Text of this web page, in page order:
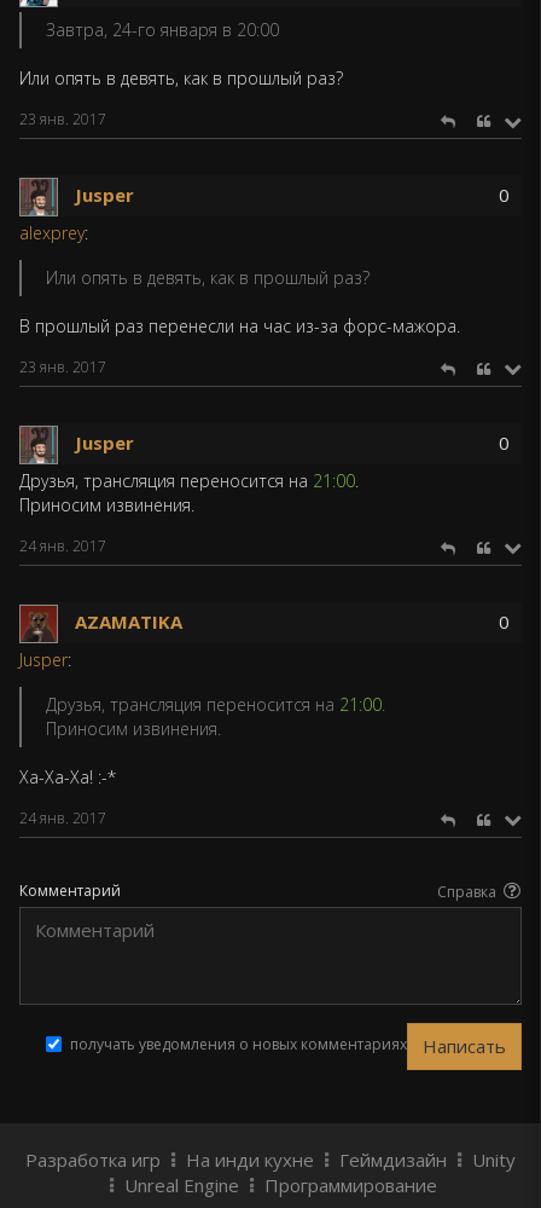
Завтра, 24-го января в 20:00
Или опять в девять, как в прошлый раз?
23 янв. 2017
Jusper 0
alexprey:
Или опять в девять, как в прошлый раз?
В прошлый раз перенесли на час из-за форс-мажора.
23 янв. 2017
Jusper 0
Друзья, трансляция переносится на 21:00.
Приносим извинения.
24 янв. 2017
AZAMATIKA 0
Jusper:
Друзья, трансляция переносится на 21:00.
Приносим извинения.
Ха-Ха-Ха! :-*
24 янв. 2017
Комментарий Справка
получать уведомления о новых комментариях
Разработка игр На инди кухне Геймдизайн
Unity
Unreal Engine
Программирование